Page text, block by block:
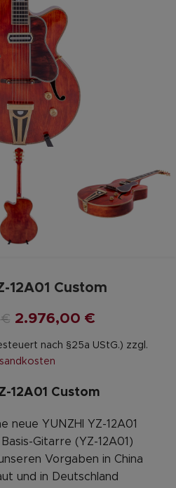
12A01 Custom
€ 2.976,00 €
nach §25a UStG.) zzgl.
12A01 Custom
neue YUNZHI YZ-12A01
Gitarre (YZ-12A01)
Vorgaben in China
und in Deutschland